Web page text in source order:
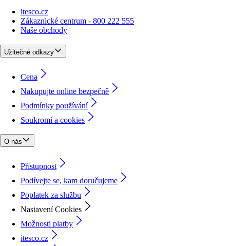
itesco.cz
Zákaznické centrum - 800 222 555
Naše obchody
Užitečné odkazy
Cena
Nakupujte online bezpečně
Podmínky používání
Soukromí a cookies
O nás
Přístupnost
Podívejte se, kam doručujeme
Poplatek za službu
Nastavení Cookies
Možnosti platby
itesco.cz